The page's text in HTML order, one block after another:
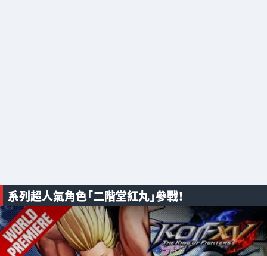
系列超人氣角色「二階堂紅丸」參戰！